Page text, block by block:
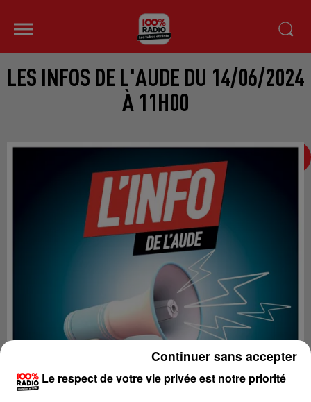
LES INFOS DE L'AUDE DU 14/06/2024
À 11H00
Le respect de votre vie privée est notre priorité
Continuer sans accepter